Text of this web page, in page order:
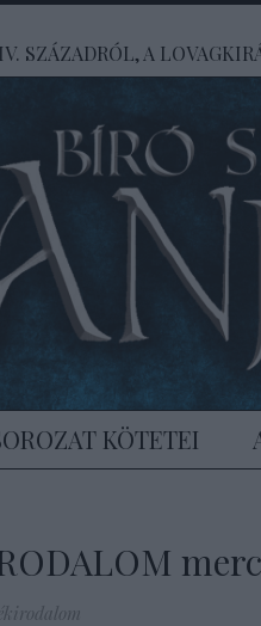
SZÁZADRÓL, A
KÖTETEI